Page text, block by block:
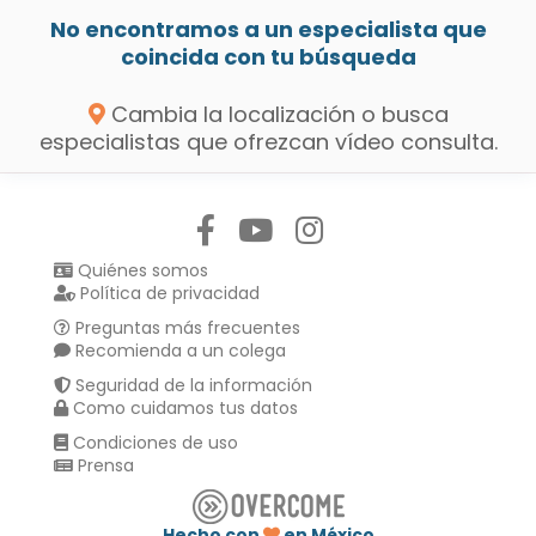
No encontramos a un especialista que
coincida con tu búsqueda
Cambia la localización o busca
especialistas que ofrezcan vídeo consulta.
Quiénes somos
Política de privacidad
Preguntas más frecuentes
Recomienda a un colega
Seguridad de la información
Como cuidamos tus datos
Condiciones de uso
Prensa